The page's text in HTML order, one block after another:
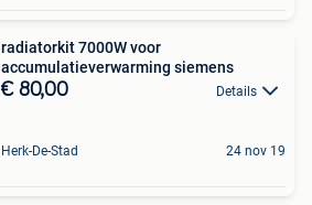
radiatorkit 7000W voor
accumulatieverwarming siemens
€ 80,00 Details
Herk-De-Stad 24 nov 19